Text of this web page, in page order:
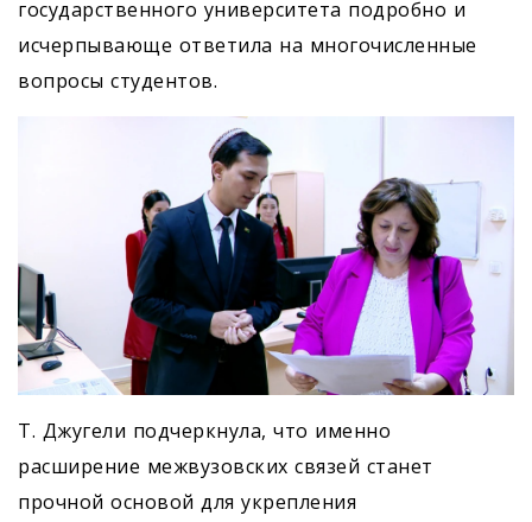
государственного университета подробно и
исчерпывающе ответила на многочисленные
вопросы студентов.
Т. Джугели подчеркнула, что именно
расширение межвузовских связей станет
прочной основой для укрепления